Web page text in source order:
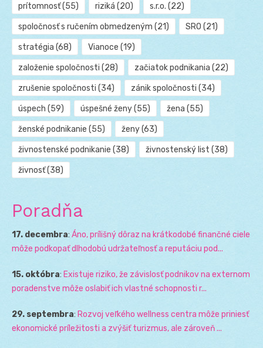
prítomnosť(55) riziká (20) s.r.o. (22)
spoločnosť s ručením obmedzeným (21) SRO (21)
stratégia (68) Vianoce (19)
založenie spoločnosti (28) začiatok podnikania (22)
zrušenie spoločnosti (34) zánik spoločnosti (34)
úspech (59) úspešné ženy(55) žena (55)
ženské podnikanie (55) ženy(63)
živnostenské podnikanie (38) živnostenský list (38)
živnosť(38)
Poradňa
17. decembra: Áno, prílišný dôraz na krátkodobé finančné ciele
môže podkopať dlhodobú udržateľnosť a reputáciu pod...
15. októbra: Existuje riziko, že závislosť podnikov na externom
poradenstve môže oslabiť ich vlastné schopnosti r...
29. septembra: Rozvoj veľkého wellness centra môže priniesť
ekonomické príležitosti a zvýšiť turizmus, ale zároveň ...